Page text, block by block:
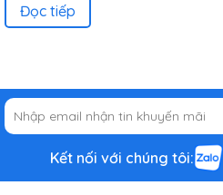
Đọc tiếp
Kết nối với chúng tôi: